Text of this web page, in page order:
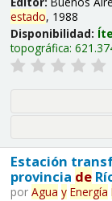
estado, 1988
Disponibilidad:
topográfica:
Estación
provincia de
por Agua y Energía